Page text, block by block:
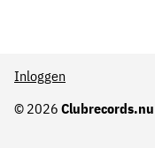
© 2026 Clubrecords.nu
Inloggen